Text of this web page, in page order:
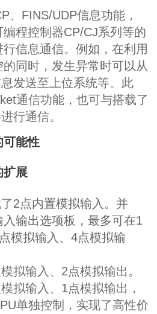
、 FINS/UDP信息功能，
程控制器CP/CJ系列等的
信息通信。例如，在利用
的同时，发生异常时可以从
发送至上位系统等。此
通信功能，也可与搭载了
行通信。
可能性
扩展
2点内置模拟输入。并
输出选项板，最多可在1
点模拟输入、4点模拟输
拟输入、 2点模拟输出。
拟输入、 1点模拟输出，
单独控制，实现了高性价